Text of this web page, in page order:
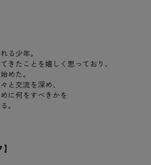
る少年。
きたことを嬉しく思っており、
めた。
と交流を深め、
に何をすべきかを
。